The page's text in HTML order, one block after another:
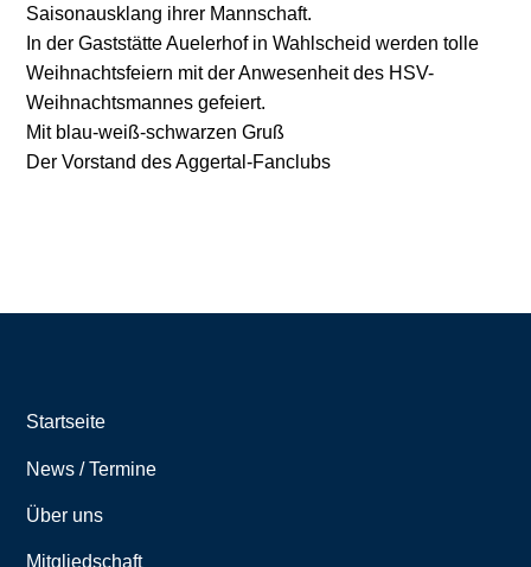
Saisonausklang ihrer Mannschaft.
In der Gaststätte Auelerhof in Wahlscheid werden tolle
Weihnachtsfeiern mit der Anwesenheit des HSV-
Weihnachtsmannes gefeiert.
Mit blau-weiß-schwarzen Gruß
Der Vorstand des Aggertal-Fanclubs
Startseite
News / Termine
Über uns
Mitgliedschaft